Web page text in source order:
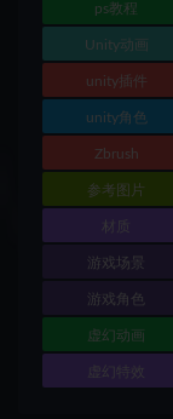
ps教程
Unity动画
unity插件
unity角色
Zbrush
参考图片
材质
游戏场景
游戏角色
虚幻动画
虚幻特效